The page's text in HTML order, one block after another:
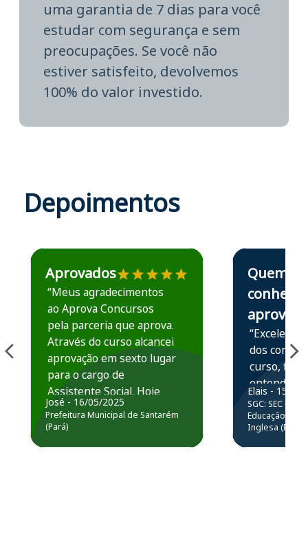
uma garantia de 7 dias para você
estudar com segurança e sem
preocupações. Se você não
estiver satisfeito, devolvemos
100% do valor investido.
Depoimentos
Estudante José recomenda o Aprova Concursos em
Aprovados
“Meus agradecimentos
ao Aprova Concursos
pela parceria que aprova.
Através do curso alcancei
aprovação em sexto lugar
para o cargo de
Assistente Social. Hoje
estou atuando na
Prefeitura de Santarém.
José - 16/05/2025
Prefeitura Municipal de Santarém
(Pará)
Estudante Elais
Quem
conhece,
aprova
“Excelente
dos
curso,
entender e
prática
resolução
questões.”
Elais - 15/07/
SGC: SEC BA
Educação
Inglesa (Edital